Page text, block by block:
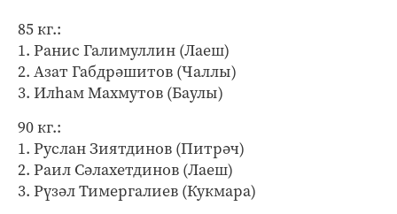
85 кг.:
1. Ранис Галимуллин (Лаеш)
2. Азат Габдрәшитов (Чаллы)
3. Илһам Махмутов (Баулы)
90 кг.:
1. Руслан Зиятдинов (Питрәч)
2. Раил Сәлахетдинов (Лаеш)
3. Рүзәл Тимергалиев (Кукмара)